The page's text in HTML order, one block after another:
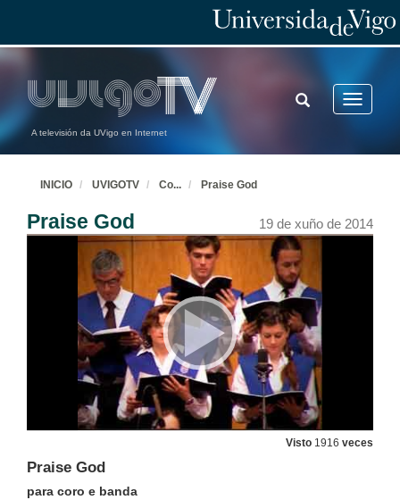
A televisión da UVigo en Internet
Toggle
TOGGLE
SEARCH
INICIO UVIGOTV Co... Praise God
Praise God 19 de xuño de 2014
Visto 1916 veces
Praise God
para coro e banda